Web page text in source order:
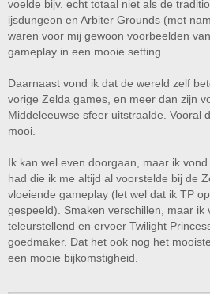
voelde bijv. echt totaal niet als de
ijsdungeon en Arbiter Grounds (met
waren voor mij gewoon voorbeelden
gameplay in een mooie setting.
Daarnaast vond ik dat de wereld zelf
vorige Zelda games, en meer dan zijn
Middeleeuwse sfeer uitstraalde. Vooral
mooi.
Ik kan wel even doorgaan, maar ik
had die ik me altijd al voorstelde bij de
vloeiende gameplay (let wel dat ik TP
gespeeld). Smaken verschillen, maar ik
teleurstellend en ervoer Twilight
goedmaker. Dat het ook nog het
een mooie bijkomstigheid.